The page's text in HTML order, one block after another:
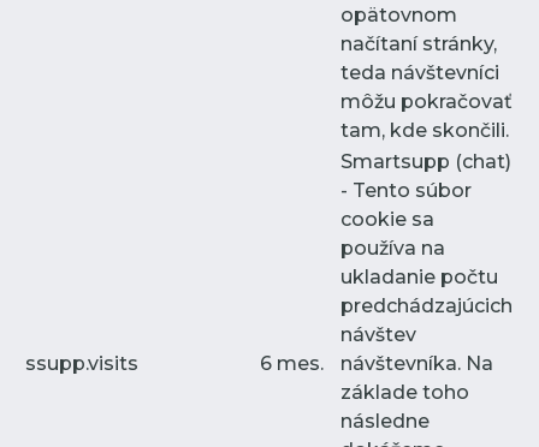
opätovnom
načítaní stránky,
teda návštevníci
môžu pokračovať
tam, kde skončili.
ssupp.visits 6 mes.
Smartsupp (chat)
- Tento súbor
cookie sa
používa na
ukladanie počtu
predchádzajúcich
návštev
návštevníka. Na
základe toho
následne